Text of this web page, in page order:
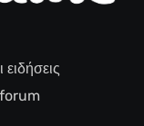
forum